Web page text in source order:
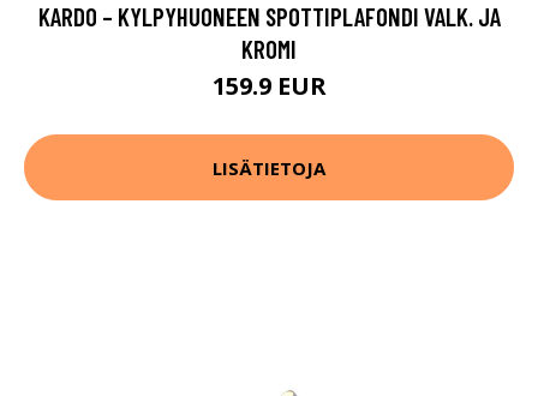
KARDO – KYLPYHUONEEN SPOTTIPLAFONDI VALK. JA
KROMI
159.9 EUR
LISÄTIETOJA